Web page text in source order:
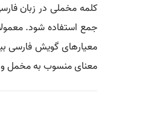
کلمه مخملی در زبان
جمع استفاده شود.
معیارهای گویش فارسی
معنای منسوب به مخمل و